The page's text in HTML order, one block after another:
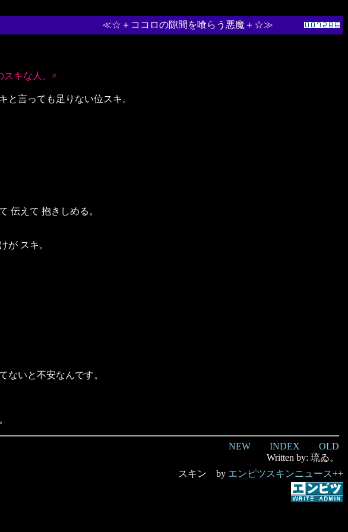
≪☆＋ココロの隙間を喰らう悪魔＋☆≫
スキな人。×
と言っても足りない位スキ。
伝えて 抱きしめる。
が スキ。
ないと不安なんです。
NEW INDEX
OLD
Written by: 琉ゐ。
スキン by エンピツスキンニュース++